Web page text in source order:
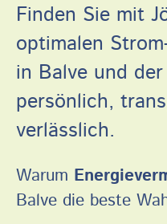
Finden Sie mit
optimalen
in Balve und
persönlich,
verlässlich.
Warum
Balve die beste